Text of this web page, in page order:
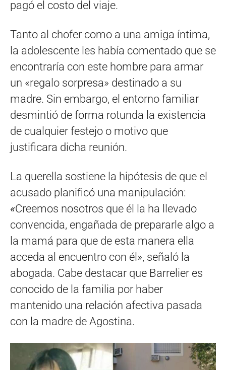
pagó el costo del viaje.
Tanto al chofer como a una amiga íntima,
la adolescente les había comentado que se
encontraría con este hombre para armar
un «regalo sorpresa» destinado a su
madre. Sin embargo, el entorno familiar
desmintió de forma rotunda la existencia
de cualquier festejo o motivo que
justificara dicha reunión.
La querella sostiene la hipótesis de que el
acusado planificó una manipulación:
«Creemos nosotros que él la ha llevado
convencida, engañada de prepararle algo a
la mamá para que de esta manera ella
acceda al encuentro con él», señaló la
abogada. Cabe destacar que Barrelier es
conocido de la familia por haber
mantenido una relación afectiva pasada
con la madre de Agostina.